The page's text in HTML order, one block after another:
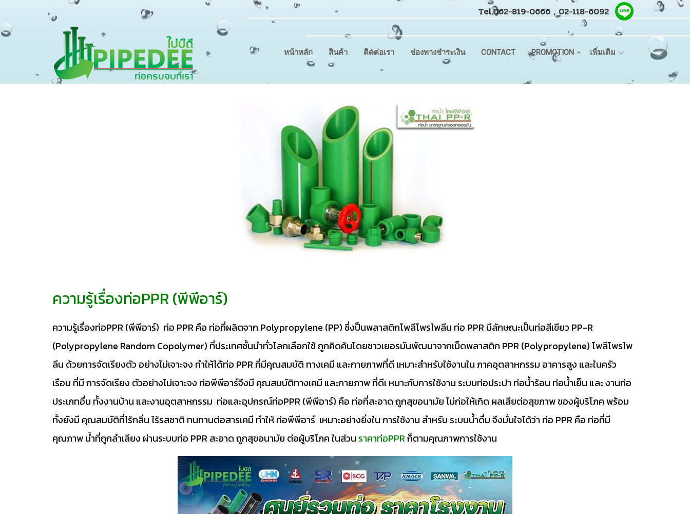
Tel.062-819-0666 , 02-118-6092
หน้าหลัก สินค้า ติดต่อเรา ช่องทางชำระเงิน CONTACT PROMOTION เพิ่มเติม
ความรู้เรื่องท่อPPR (พีพีอาร์)
ความรู้เรื่องท่อPPR (พีพีอาร์) ท่อ PPR คือ ท่อที่ผลิตจาก Polypropylene (PP) ซึ่งป็นพลาสติกโพลีโพรไพลีน ท่อ PPR มีลักษณะเป็นท่อสีเขียว PP-R
(Polypropylene Random Copolymer) ที่ประเทศชั้นนำทั่วโลกเลือกใช้ ถูกคิดค้นโดยชาวเยอรมันพัฒนาจากเม็ดพลาสติก PPR (Polypropylene) โพลีโพรไพ
ลีน ด้วยการจัดเรียงตัว อย่างไม่เจาะจง ทำให้ได้ท่อ PPR ที่มีคุณสมบัติ ทางเคมี และกายภาพที่ดี เหมาะสำหรับใช้งานใน ภาคอุตสาหกรรม อาคารสูง และในครัว
เรือน ที่มี การจัดเรียง ตัวอย่างไม่เจาะจง ท่อพีพีอาร์จึงมี คุณสมบัติทางเคมี และกายภาพ ที่ดีเ หมาะกับการใช้งาน ระบบท่อประปา ท่อน้ำร้อน ท่อน้ำเย็น และ งานท่อ
ประเภทอื่น ทั้งงานบ้าน และงานอุตสาหกรรม ท่อและอุปกรณ์ท่อPPR (พีพีอาร์) คือ ท่อที่สะอาด ถูกสุขอนามัย ไม่ก่อให้เกิด ผลเสียต่อสุขภาพ ของผู้บริโภค พร้อม
ทั้งยังมี คุณสมบัติที่ไร้กลิ่น ไร้รสชาติ ทนทานต่อสารเคมี ทำให้ ท่อพีพีอาร์ เหมาะอย่างยิ่งใน การใช้งาน สำหรับ ระบบน้ำดื่ม จึงมั่นใจได้ว่า ท่อ PPR คือ ท่อที่มี
คุณภาพ น้ำที่ถูกลำเลียง ผ่านระบบท่อ PPR สะอาด ถูกสุขอนามัย ต่อผู้บริโภค ในส่วน ราคาท่อPPRก็ตามคุณภาพการใช้งาน